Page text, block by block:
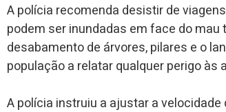
A polícia recomenda desistir de
podem ser inundadas em face do
desabamento de árvores, pilares e o
população a relatar qualquer perigo
A polícia instruiu a ajustar a